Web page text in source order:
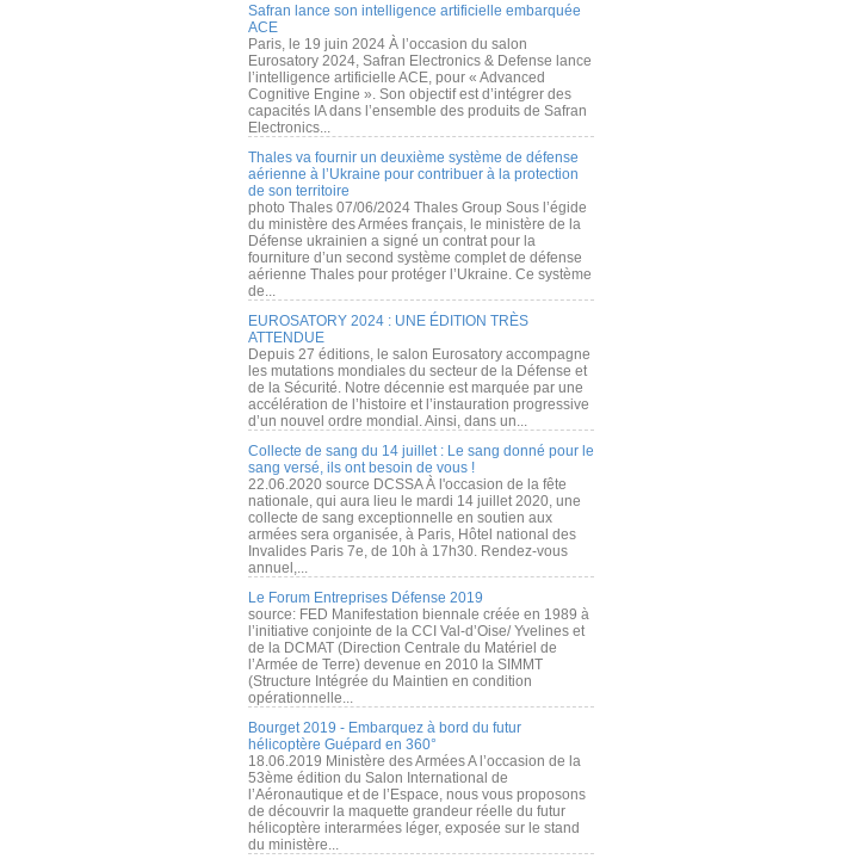
Safran lance son intelligence artificielle embarquée
ACE
Paris, le 19 juin 2024 À l’occasion du salon
Eurosatory 2024, Safran Electronics & Defense lance
l’intelligence artificielle ACE, pour « Advanced
Cognitive Engine ». Son objectif est d’intégrer des
capacités IA dans l’ensemble des produits de Safran
Electronics...
Thales va fournir un deuxième système de défense
aérienne à l’Ukraine pour contribuer à la protection
de son territoire
photo Thales 07/06/2024 Thales Group Sous l’égide
du ministère des Armées français, le ministère de la
Défense ukrainien a signé un contrat pour la
fourniture d’un second système complet de défense
aérienne Thales pour protéger l’Ukraine. Ce système
de...
EUROSATORY 2024 : UNE ÉDITION TRÈS
ATTENDUE
Depuis 27 éditions, le salon Eurosatory accompagne
les mutations mondiales du secteur de la Défense et
de la Sécurité. Notre décennie est marquée par une
accélération de l’histoire et l’instauration progressive
d’un nouvel ordre mondial. Ainsi, dans un...
Collecte de sang du 14 juillet : Le sang donné pour le
sang versé, ils ont besoin de vous !
22.06.2020 source DCSSA À l'occasion de la fête
nationale, qui aura lieu le mardi 14 juillet 2020, une
collecte de sang exceptionnelle en soutien aux
armées sera organisée, à Paris, Hôtel national des
Invalides Paris 7e, de 10h à 17h30. Rendez-vous
annuel,...
Le Forum Entreprises Défense 2019
source: FED Manifestation biennale créée en 1989 à
l’initiative conjointe de la CCI Val-d’Oise/ Yvelines et
de la DCMAT (Direction Centrale du Matériel de
l’Armée de Terre) devenue en 2010 la SIMMT
(Structure Intégrée du Maintien en condition
opérationnelle...
Bourget 2019 - Embarquez à bord du futur
hélicoptère Guépard en 360°
18.06.2019 Ministère des Armées A l’occasion de la
53ème édition du Salon International de
l’Aéronautique et de l’Espace, nous vous proposons
de découvrir la maquette grandeur réelle du futur
hélicoptère interarmées léger, exposée sur le stand
du ministère...